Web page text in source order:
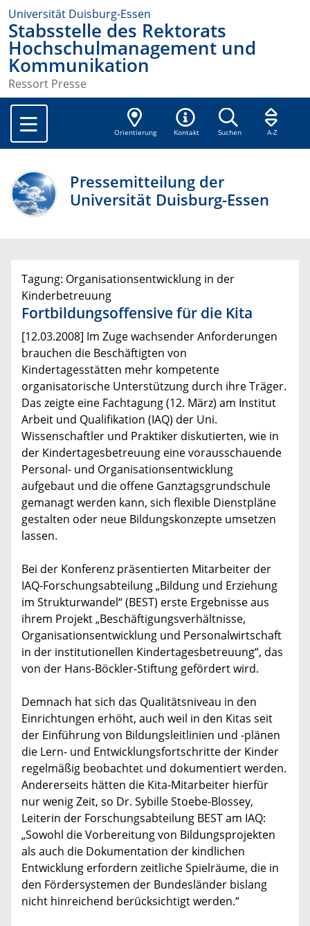
Universität Duisburg-Essen
Stabsstelle des Rektorats
Hochschulmanagement und
Kommunikation
Ressort Presse
Orientierung Kontakt Suchen A-Z
Pressemitteilung der
Universität Duisburg-Essen
Tagung: Organisationsentwicklung in der
Kinderbetreuung
Fortbildungsoffensive für die Kita
[12.03.2008] Im Zuge wachsender Anforderungen
brauchen die Beschäftigten von
Kindertagesstätten mehr kompetente
organisatorische Unterstützung durch ihre Träger.
Das zeigte eine Fachtagung (12. März) am Institut
Arbeit und Qualifikation (IAQ) der Uni.
Wissenschaftler und Praktiker diskutierten, wie in
der Kindertagesbetreuung eine vorausschauende
Personal- und Organisationsentwicklung
aufgebaut und die offene Ganztagsgrundschule
gemanagt werden kann, sich flexible Dienstpläne
gestalten oder neue Bildungskonzepte umsetzen
lassen.
Bei der Konferenz präsentierten Mitarbeiter der
IAQ-Forschungsabteilung „Bildung und Erziehung
im Strukturwandel“ (BEST) erste Ergebnisse aus
ihrem Projekt „Beschäftigungsverhältnisse,
Organisationsentwicklung und Personalwirtschaft
in der institutionellen Kindertagesbetreuung“, das
von der Hans-Böckler-Stiftung gefördert wird.
Demnach hat sich das Qualitätsniveau in den
Einrichtungen erhöht, auch weil in den Kitas seit
der Einführung von Bildungsleitlinien und -plänen
die Lern- und Entwicklungsfortschritte der Kinder
regelmäßig beobachtet und dokumentiert werden.
Andererseits hätten die Kita-Mitarbeiter hierfür
nur wenig Zeit, so Dr. Sybille Stoebe-Blossey,
Leiterin der Forschungsabteilung BEST am IAQ:
„Sowohl die Vorbereitung von Bildungsprojekten
als auch die Dokumentation der kindlichen
Entwicklung erfordern zeitliche Spielräume, die in
den Fördersystemen der Bundesländer bislang
nicht hinreichend berücksichtigt werden.“